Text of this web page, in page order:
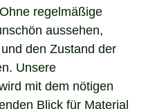
regelmäßige
aussehen,
den Zustand der
Unsere
mit dem nötigen
Blick für Material